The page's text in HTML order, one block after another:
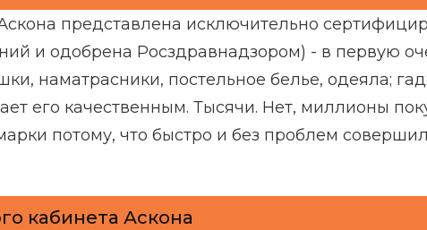
представлена исключительно
и одобрена Росздравнадзором) - в первую
наматрасники, постельное белье, одеяла;
его качественным. Тысячи. Нет, миллионы
потому, что быстро и без проблем
кабинета Аскона